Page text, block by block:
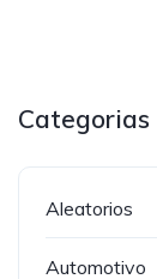
Categorias
Aleatorios
Automotivo